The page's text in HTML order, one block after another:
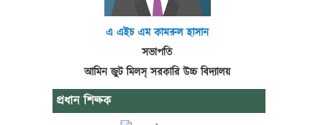
এ এইচ এম কামরুল হাসান
সভাপতি
আমিন জুট মিলস্ সরকারি উচ্চ বিদ্যালয়
প্রধান শিক্ষক